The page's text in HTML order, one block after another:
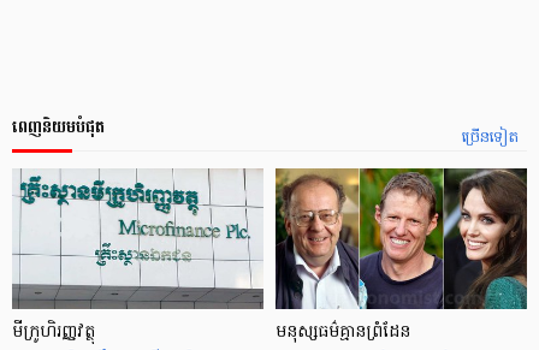
ច្រើនទៀត
ពេញនិយមបំផុត
មីក្រូ​ហិរញ្ញវត្ថុ មនុស្ស​ធម៌​គ្មាន​ព្រំដែន